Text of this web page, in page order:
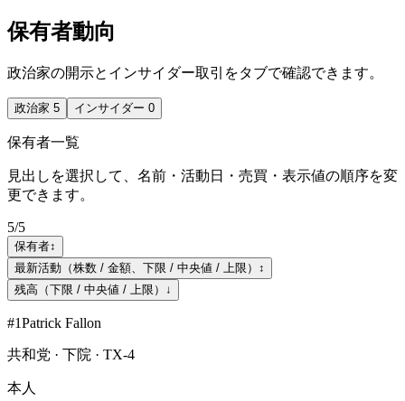
保有者動向
政治家の開示とインサイダー取引をタブで確認できます。
政治家 5 インサイダー 0
保有者一覧
見出しを選択して、名前・活動日・売買・表示値の順序を変
更できます。
5/5
保有者↕
最新活動（株数 / 金額、下限 / 中央値 / 上限） ↕
残高（下限 / 中央値 / 上限） ↓
#1Patrick Fallon
共和党 · 下院 · TX-4
本人